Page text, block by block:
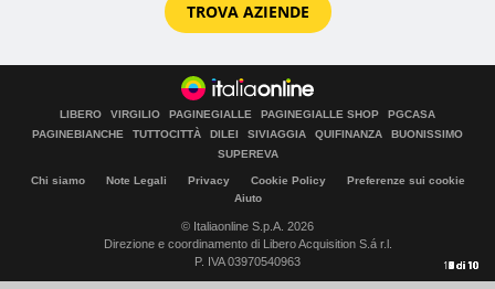
1di10
2di10
3di10
4di10
5di10
6di10
7di10
8di10
9di10
10di10
TROVA AZIENDE
LIBERO VIRGILIO PAGINEGIALLE PAGINEGIALLE SHOP
PGCASA
PAGINEBIANCHE
TUTTOCITTÀ DILEI SIVIAGGIA QUIFINANZA
BUONISSIMO
SUPEREVA
Chi siamo Note Legali Privacy Cookie Policy
Preferenze sui cookie
Aiuto
© Italiaonline S.p.A. 2026
Direzione e coordinamento di Libero Acquisition S.á r.l.
P. IVA 03970540963